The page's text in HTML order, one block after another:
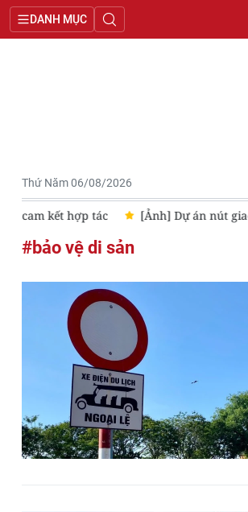
DANH MỤC
Thứ Năm 06/08/2026
[Ảnh] Dự án nút giao 4 tầng Mỹ Thủy
#bảo vệ di sản